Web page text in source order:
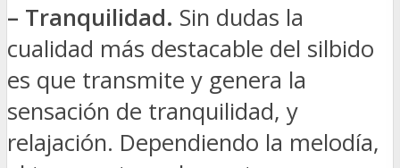
– Tranquilidad. Sin dudas la
cualidad más destacable del silbido
es que transmite y genera la
sensación de tranquilidad, y
relajación. Dependiendo la melodía,